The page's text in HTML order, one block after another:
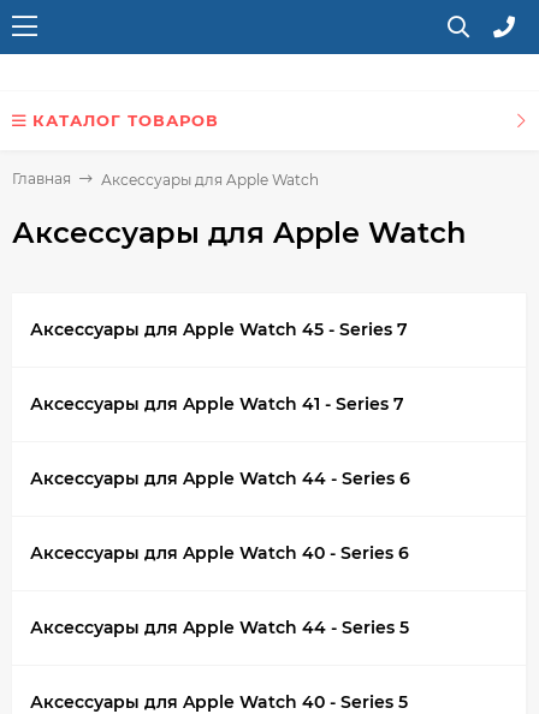
КАТАЛОГ ТОВАРОВ
Главная Аксессуары для Apple Watch
Аксессуары для Apple Watch
Аксессуары для Apple Watch 45 - Series 7
Аксессуары для Apple Watch 41 - Series 7
Аксессуары для Apple Watch 44 - Series 6
Аксессуары для Apple Watch 40 - Series 6
Аксессуары для Apple Watch 44 - Series 5
Аксессуары для Apple Watch 40 - Series 5